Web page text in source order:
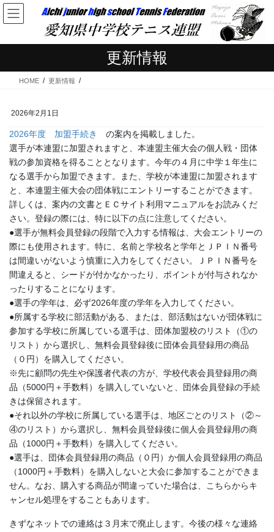
コ
ン
ン
へ
ナ
ビ
ー
ョ
更新情報
HOME 更新情報
2026年2月1日
2026年度 加盟手続き
の案内を掲載しました。
選手が本連盟に加盟されますと、本連盟主催大会の個人戦・団体
戦の参加資格を得ることとなります。今年の４月に中学１年生に
なる選手から加盟できます。また、学校が本連盟に加盟されます
と、本連盟主催大会の団体戦にエントリーすることができます。
詳しくは、案内の文書とＥＣサイト利用マニュアルをお読みくだ
さい。登録の際には、特に以下の点に注意してください。
●選手が無料会員登録の段階で入力する情報は、大会エントリーの
際にも使用されます。特に、名前と学校名と学年とＪＰＩＮ番号
は間違いがないよう慎重に入力をしてください。ＪＰＩＮ番号を
間違えると、シードが付かなかったり、ポイントが付与されなか
ったりすることになります。
●選手の学年は、必ず2026年度の学年を入力してください。
●所属する学校に部活動がある、または、部活動はないが団体戦に
参加する学校に所属している選手は、団体加盟校のリスト（①の
リスト）から選択し、無料会員登録後に団体会員登録用の商品
（０円）を購入してください。
※先に顧問の先生や保護者代表の方が、学校代表会員登録用の商
品（5000円＋手数料）を購入していないと、団体会員登録の手続
きは保留されます。
●それ以外の学校に所属している選手は、地区ごとのリスト（②～
④のリスト）から選択し、無料会員登録後に個人会員登録用の商
品（1000円＋手数料）を購入してください。
●選手は、団体会員登録用の商品（０円）か個人会員登録用の商品
（1000円＋手数料）を購入しないと大会に参加することができま
せん。なお、購入する商品が間違っていた場合は、こちらからキ
ャンセル処理をすることもあります。
きずなネットでの連絡は３月末で廃止します。今後の様々な連絡